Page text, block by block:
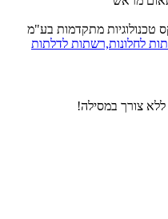
צורך במסילה!